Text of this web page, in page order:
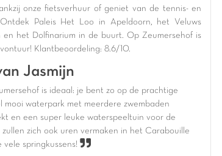
onze fietsverhuur of geniet van de tennis- en
Ontdek Paleis Het Loo in Apeldoorn, het Veluws
en het Dolfinarium in de buurt. Op Zeumersehof is
Klantbeoordeling: 8.6/10.
Jasmijn
is ideaal: je bent zo op de prachtige
mooi waterpark met meerdere zwembaden
en een super leuke waterspeeltuin voor de
zullen zich ook uren vermaken in het Carabouille
springkussens!